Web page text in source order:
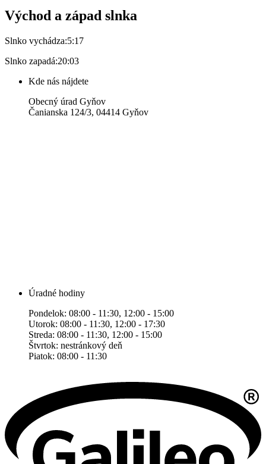
Východ a západ slnka
Slnko vychádza:5:17
Slnko zapadá:20:03
Kde nás nájdete
Obecný úrad Gyňov
Čanianska 124/3, 04414 Gyňov
Úradné hodiny
Pondelok: 08:00 - 11:30, 12:00 - 15:00
Utorok: 08:00 - 11:30, 12:00 - 17:30
Streda: 08:00 - 11:30, 12:00 - 15:00
Štvrtok: nestránkový deň
Piatok: 08:00 - 11:30